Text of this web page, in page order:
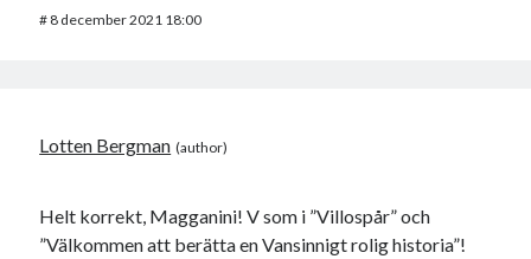
# 8 december 2021 18:00
Lotten Bergman
Helt korrekt, Magganini! V som i ”Villospår” och
”Välkommen att berätta en Vansinnigt rolig historia”!